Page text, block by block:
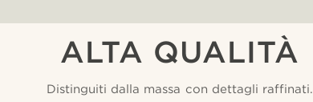
ALTA QUALITÀ
Distinguiti dalla massa con dettagli raffinati.